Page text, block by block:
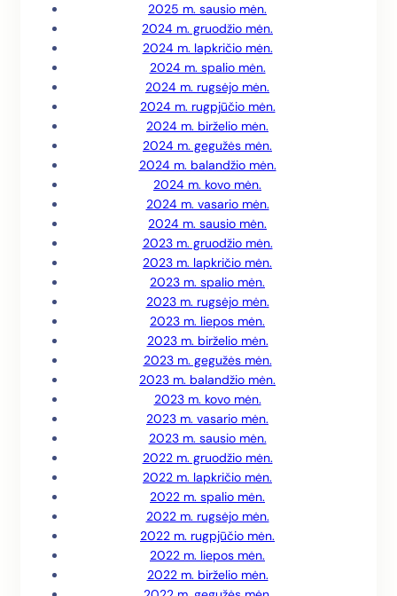
2025 m. sausio mėn.
2024 m. gruodžio mėn.
2024 m. lapkričio mėn.
2024 m. spalio mėn.
2024 m. rugsėjo mėn.
2024 m. rugpjūčio mėn.
2024 m. birželio mėn.
2024 m. gegužės mėn.
2024 m. balandžio mėn.
2024 m. kovo mėn.
2024 m. vasario mėn.
2024 m. sausio mėn.
2023 m. gruodžio mėn.
2023 m. lapkričio mėn.
2023 m. spalio mėn.
2023 m. rugsėjo mėn.
2023 m. liepos mėn.
2023 m. birželio mėn.
2023 m. gegužės mėn.
2023 m. balandžio mėn.
2023 m. kovo mėn.
2023 m. vasario mėn.
2023 m. sausio mėn.
2022 m. gruodžio mėn.
2022 m. lapkričio mėn.
2022 m. spalio mėn.
2022 m. rugsėjo mėn.
2022 m. rugpjūčio mėn.
2022 m. liepos mėn.
2022 m. birželio mėn.